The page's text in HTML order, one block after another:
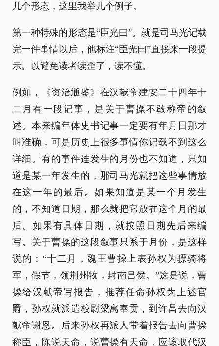
几个形态，这里我举几个例子。
第一种特殊的形态是“臣光曰”。就是司马光记载
完一件事情以后，他标注“臣光曰”直接来一段提
示。以避免读者读歪了，读不懂。
例如，《资治通鉴》在汉献帝建安二十四年十
二月有一段记事，是关于曹操不敢称帝的叙
述。本来编年体史书记事一定要有年月日那才
叫准确，可是历史上很多事情你记载不到这么
详细。有的事件连发生的月份也不知道，只知
道是某一年发生的，那司马光就把这些事情放
在这一年的最后。如果知道是某一个月发生
的，不知道日期，那么就把它放在这个月的最
后。如果有具体日期，就按照日期先后来编
写。关于曹操的这段叙事只系于月份，是这样
说的：“十二月，魏王曹操上表孙权为骠骑将
军，假节，领荆州牧，封南昌侯。”这是说，曹
操给汉献帝写报告，推荐任命孙权为上述官
爵，孙权就派遣校尉梁寓奉贡，到许昌去向汉
献帝谢恩。后来孙权再派人带着报告去向曹操
称臣，陈说天命，说曹操有天命，应该取代汉